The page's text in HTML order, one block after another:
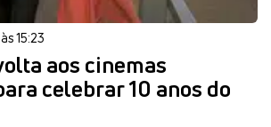
15:23
aos cinemas
celebrar 10 anos do